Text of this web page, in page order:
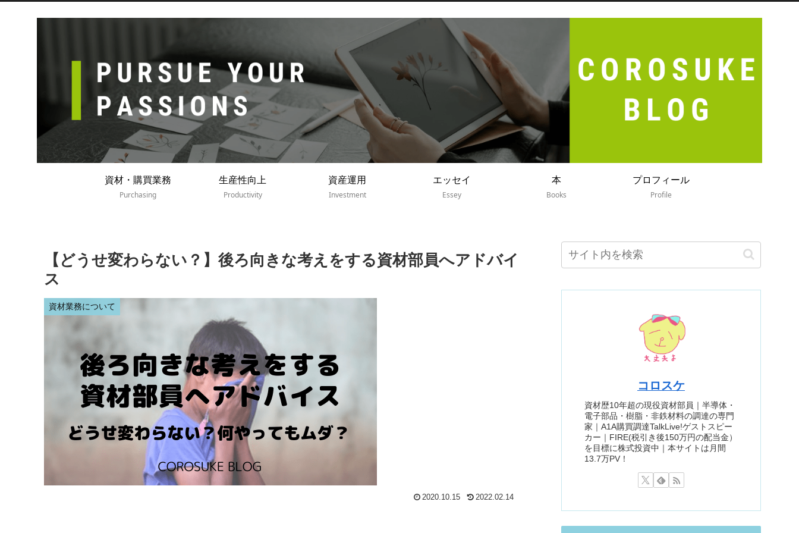
資材・購買業務
Purchasing
生産性向上
Productivity
資産運用
Investment
エッセイ
Essey
本
Books
プロフィール
Profile
【どうせ変わらない？】後ろ向きな考えをする資材部員へアドバイ
ス
資材業務について
2020.10.15 2022.02.14
コロスケ
資材歴10年超の現役資材部員｜半導体・
電子部品・樹脂・非鉄材料の調達の専門
家｜A1A購買調達TalkLive!ゲストスピー
カー｜FIRE(税引き後150万円の配当金）
を目標に株式投資中｜本サイトは月間
13.7万PV！